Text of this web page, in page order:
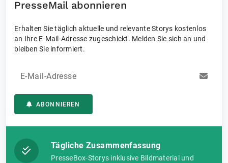
PresseMail abonnieren
Erhalten Sie täglich aktuelle und relevante Storys kostenlos
an Ihre E-Mail-Adresse zugeschickt. Melden Sie sich an und
bleiben Sie informiert.
E-Mail-Adresse
ABONNIEREN
Tägliche Zusammenfassung
PresseBox-Storys inklusive Bildmaterial und